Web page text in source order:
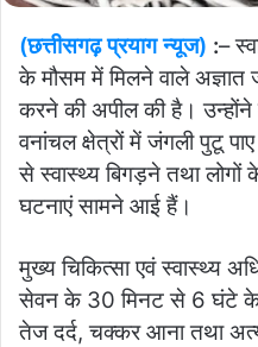
(छत्तीसगढ़ प्रयाग न्यूज) :–
के मौसम में मिलने वाले
करने की अपील की है। उन्होंने
वनांचल क्षेत्रों में जंगली पुटू
से स्वास्थ्य बिगड़ने तथा लोगों
घटनाएं सामने आई हैं।
मुख्य चिकित्सा एवं स्वास्थ्य
सेवन के 30 मिनट से 6 घंटे के
तेज दर्द, चक्कर आना तथा